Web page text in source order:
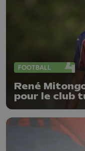
FOOTBALL
René
pour le club